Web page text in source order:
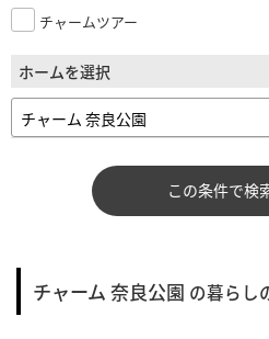
チャームツアー
ホームを選択
この条件で検
チャーム 奈良公園 の暮らし